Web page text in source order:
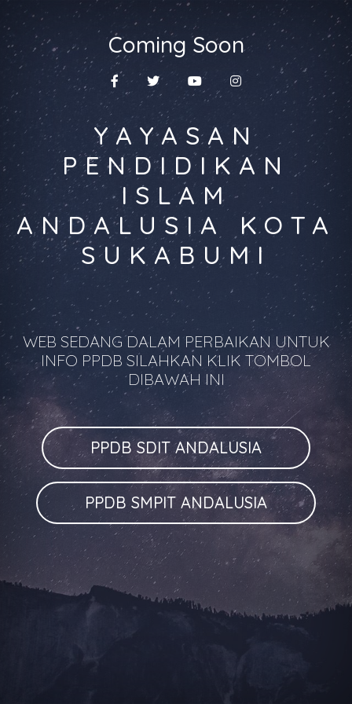
Coming Soon
YAYASAN
PENDIDIKAN
ISLAM
ANDALUSIA KOTA
SUKABUMI
WEB SEDANG DALAM PERBAIKAN UNTUK
INFO PPDB SILAHKAN KLIK TOMBOL
DIBAWAH INI
PPDB SDIT ANDALUSIA
PPDB SMPIT ANDALUSIA